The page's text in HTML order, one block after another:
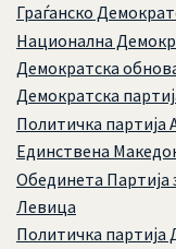
Граѓанско
Национална
Демократска
Демократска
Политичка
Единствена
Обединета
Левица
Политичка